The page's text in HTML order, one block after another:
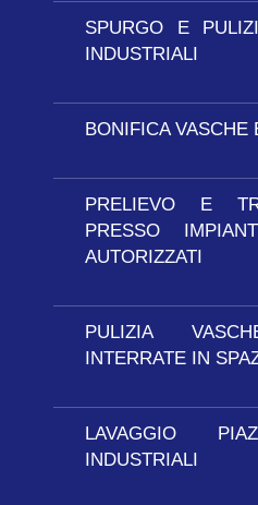
SPURGO E
INDUSTRIALI
BONIFICA VASCHE
PRELIEVO E
PRESSO
AUTORIZZATI
PULIZIA
INTERRATE IN
LAVAGGIO
INDUSTRIALI